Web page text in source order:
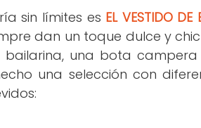
sin límites es EL VESTIDO DE
dan un toque dulce y
una bota campera
una selección con